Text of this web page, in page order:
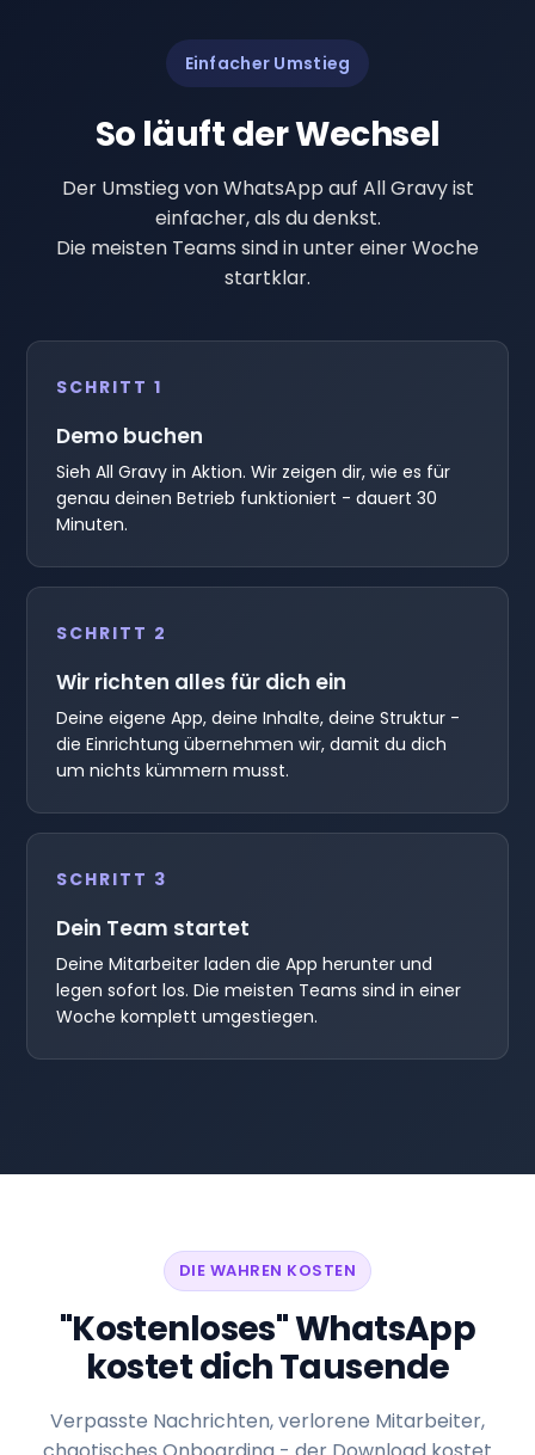
Einfacher Umstieg
So läuft der Wechsel
Der Umstieg von WhatsApp auf All Gravy ist
einfacher, als du denkst.
Die meisten Teams sind in unter einer Woche
startklar.
SCHRITT 1
Demo buchen
Sieh All Gravy in Aktion. Wir zeigen dir, wie es für
genau deinen Betrieb funktioniert - dauert 30
Minuten.
SCHRITT 2
Wir richten alles für dich ein
Deine eigene App, deine Inhalte, deine Struktur -
die Einrichtung übernehmen wir, damit du dich
um nichts kümmern musst.
SCHRITT 3
Dein Team startet
Deine Mitarbeiter laden die App herunter und
legen sofort los. Die meisten Teams sind in einer
Woche komplett umgestiegen.
DIE WAHREN KOSTEN
"Kostenloses" WhatsApp
kostet dich Tausende
Verpasste Nachrichten, verlorene Mitarbeiter,